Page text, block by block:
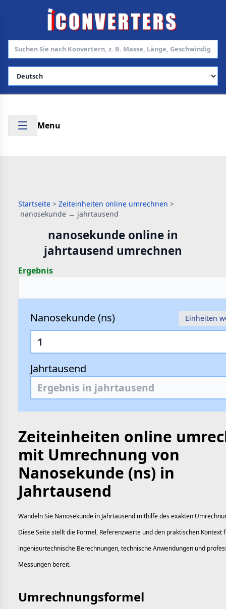
Sprache auswählen
Menu
Startseite > Zeiteinheiten online umrechnen >
nanosekunde → jahrtausend
nanosekunde online in
jahrtausend umrechnen
Ergebnis
Nanosekunde (ns) Einheiten
Jahrtausend
Zeiteinheiten online
mit Umrechnung von
Nanosekunde (ns) in
Jahrtausend
Wandeln Sie Nanosekunde in Jahrtausend mithilfe des exakten
Diese Seite stellt die Formel, Referenzwerte und den praktischen Kontext
ingenieurtechnische Berechnungen, technische Anwendungen und
Messungen bereit.
Umrechnungsformel